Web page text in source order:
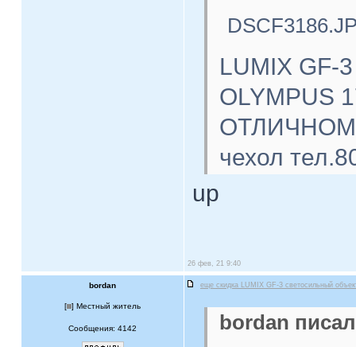
LUMIX GF-
OLYMPUS
ОТЛИЧНОМ
чехол
up
26 фев, 21 9:40
bordan еще скидка LUMIX GF-3 светосильный
[ ] Местный житель
Сообщения: 4142
bordan